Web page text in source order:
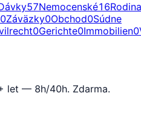
57Nemocenské16Rodina
0Záväzky0Obchod0Súdne
0Gerichte0Immobilien0
let — 8h/40h. Zdarma.